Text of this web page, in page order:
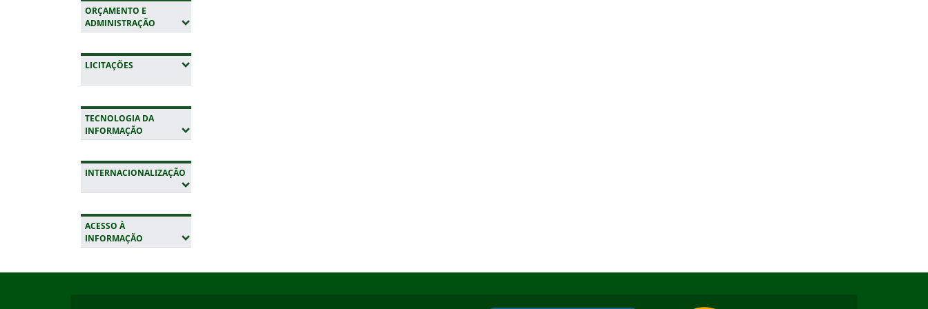
ORÇAMENTO E
ADMINISTRAÇÃO (EXPANDIR SUBMENUS)
LICITAÇÕES (EXPANDIR SUBMENUS)
TECNOLOGIA DA
INFORMAÇÃO (EXPANDIR SUBMENUS)
INTERNACIONALIZAÇÃO
ACESSO À
INFORMAÇÃO (EXPANDIR SUBMENUS)